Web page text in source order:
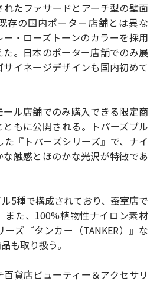
たファサードとアーチ型の壁面
存の国内ポーター店舗とは異な
・ローズトーンのカラーを採用
た。日本のポーター店舗でのみ展
イネージデザインも国内初めて
ル店舗でのみ購入できる限定商
もに公開される。トパーズブル
『トパーズシリーズ』で、ナイ
触感とほのかな光沢が特徴であ
5種で構成されており、蚕室店で
また、100%植物性ナイロン素材
ズ『タンカー（TANKER）』な
も取り扱う。
貨店ビューティー＆アクセサリ